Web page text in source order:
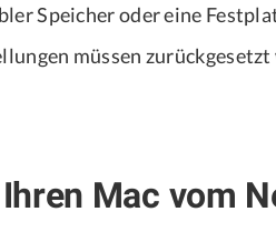
Speicher oder eine
müssen zurückgesetzt
Mac vom